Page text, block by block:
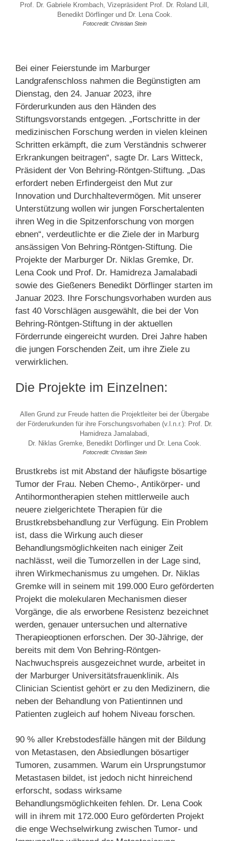
Prof. Dr. Gabriele Krombach, Vizepräsident Prof. Dr. Roland Lill,
Benedikt Dörflinger und Dr. Lena Cook.
Fotocredit: Christian Stein
Bei einer Feierstunde im Marburger
Landgrafenschloss nahmen die Begünstigten am
Dienstag, den 24. Januar 2023, ihre
Förderurkunden aus den Händen des
Stiftungsvorstands entgegen. „Fortschritte in der
medizinischen Forschung werden in vielen kleinen
Schritten erkämpft, die zum Verständnis schwerer
Erkrankungen beitragen“, sagte Dr. Lars Witteck,
Präsident der Von Behring-Röntgen-Stiftung. „Das
erfordert neben Erfindergeist den Mut zur
Innovation und Durchhaltevermögen. Mit unserer
Unterstützung wollen wir jungen Forschertalenten
ihren Weg in die Spitzenforschung von morgen
ebnen“, verdeutlichte er die Ziele der in Marburg
ansässigen Von Behring-Röntgen-Stiftung. Die
Projekte der Marburger Dr. Niklas Gremke, Dr.
Lena Cook und Prof. Dr. Hamidreza Jamalabadi
sowie des Gießeners Benedikt Dörflinger starten im
Januar 2023. Ihre Forschungsvorhaben wurden aus
fast 40 Vorschlägen ausgewählt, die bei der Von
Behring-Röntgen-Stiftung in der aktuellen
Förderrunde eingereicht wurden. Drei Jahre haben
die jungen Forschenden Zeit, um ihre Ziele zu
verwirklichen.
Die Projekte im Einzelnen:
Allen Grund zur Freude hatten die Projektleiter bei der Übergabe
der Förderurkunden für ihre Forschungsvorhaben (v.l.n.r.): Prof. Dr.
Hamidreza Jamalabadi,
Dr. Niklas Gremke, Benedikt Dörflinger und Dr. Lena Cook.
Fotocredit: Christian Stein
Brustkrebs ist mit Abstand der häufigste bösartige
Tumor der Frau. Neben Chemo-, Antikörper- und
Antihormontherapien stehen mittlerweile auch
neuere zielgerichtete Therapien für die
Brustkrebsbehandlung zur Verfügung. Ein Problem
ist, dass die Wirkung auch dieser
Behandlungsmöglichkeiten nach einiger Zeit
nachlässt, weil die Tumorzellen in der Lage sind,
ihren Wirkmechanismus zu umgehen. Dr. Niklas
Gremke will in seinem mit 199.000 Euro geförderten
Projekt die molekularen Mechanismen dieser
Vorgänge, die als erworbene Resistenz bezeichnet
werden, genauer untersuchen und alternative
Therapieoptionen erforschen. Der 30-Jährige, der
bereits mit dem Von Behring-Röntgen-
Nachwuchspreis ausgezeichnet wurde, arbeitet in
der Marburger Universitätsfrauenklinik. Als
Clinician Scientist gehört er zu den Medizinern, die
neben der Behandlung von Patientinnen und
Patienten zugleich auf hohem Niveau forschen.
90 % aller Krebstodesfälle hängen mit der Bildung
von Metastasen, den Absiedlungen bösartiger
Tumoren, zusammen. Warum ein Ursprungstumor
Metastasen bildet, ist jedoch nicht hinreichend
erforscht, sodass wirksame
Behandlungsmöglichkeiten fehlen. Dr. Lena Cook
will in ihrem mit 172.000 Euro geförderten Projekt
die enge Wechselwirkung zwischen Tumor- und